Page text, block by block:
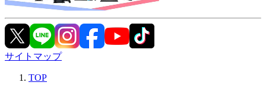
サイトマップ
TOP